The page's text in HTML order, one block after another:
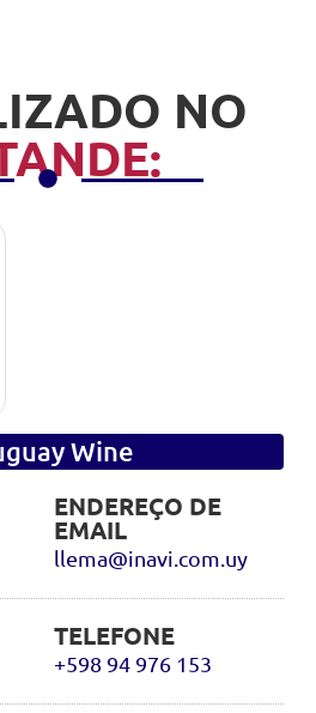
NO
Wine
ENDEREÇO DE
EMAIL
llema@inavi.com.uy
TELEFONE
+598 94 976 153